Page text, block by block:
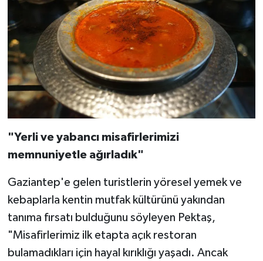
"Yerli ve yabancı misafirlerimizi
memnuniyetle ağırladık"
Gaziantep'e gelen turistlerin yöresel yemek ve
kebaplarla kentin mutfak kültürünü yakından
tanıma fırsatı bulduğunu söyleyen Pektaş,
"Misafirlerimiz ilk etapta açık restoran
bulamadıkları için hayal kırıklığı yaşadı. Ancak